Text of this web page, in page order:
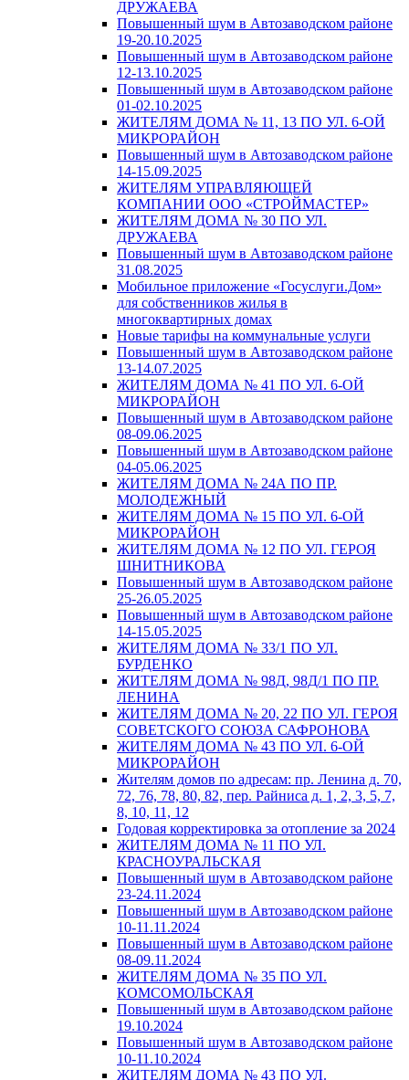
ДРУЖАЕВА
Повышенный шум в Автозаводском районе
19-20.10.2025
Повышенный шум в Автозаводском районе
12-13.10.2025
Повышенный шум в Автозаводском районе
01-02.10.2025
ЖИТЕЛЯМ ДОМА № 11, 13 ПО УЛ. 6-ОЙ
МИКРОРАЙОН
Повышенный шум в Автозаводском районе
14-15.09.2025
ЖИТЕЛЯМ УПРАВЛЯЮЩЕЙ
КОМПАНИИ ООО «СТРОЙМАСТЕР»
ЖИТЕЛЯМ ДОМА № 30 ПО УЛ.
ДРУЖАЕВА
Повышенный шум в Автозаводском районе
31.08.2025
Мобильное приложение «Госуслуги.Дом»
для собственников жилья в
многоквартирных домах
Новые тарифы на коммунальные услуги
Повышенный шум в Автозаводском районе
13-14.07.2025
ЖИТЕЛЯМ ДОМА № 41 ПО УЛ. 6-ОЙ
МИКРОРАЙОН
Повышенный шум в Автозаводском районе
08-09.06.2025
Повышенный шум в Автозаводском районе
04-05.06.2025
ЖИТЕЛЯМ ДОМА № 24А ПО ПР.
МОЛОДЕЖНЫЙ
ЖИТЕЛЯМ ДОМА № 15 ПО УЛ. 6-ОЙ
МИКРОРАЙОН
ЖИТЕЛЯМ ДОМА № 12 ПО УЛ. ГЕРОЯ
ШНИТНИКОВА
Повышенный шум в Автозаводском районе
25-26.05.2025
Повышенный шум в Автозаводском районе
14-15.05.2025
ЖИТЕЛЯМ ДОМА № 33/1 ПО УЛ.
БУРДЕНКО
ЖИТЕЛЯМ ДОМА № 98Д, 98Д/1 ПО ПР.
ЛЕНИНА
ЖИТЕЛЯМ ДОМА № 20, 22 ПО УЛ. ГЕРОЯ
СОВЕТСКОГО СОЮЗА САФРОНОВА
ЖИТЕЛЯМ ДОМА № 43 ПО УЛ. 6-ОЙ
МИКРОРАЙОН
Жителям домов по адресам: пр. Ленина д. 70,
72, 76, 78, 80, 82, пер. Райниса д. 1, 2, 3, 5, 7,
8, 10, 11, 12
Годовая корректировка за отопление за 2024
ЖИТЕЛЯМ ДОМА № 11 ПО УЛ.
КРАСНОУРАЛЬСКАЯ
Повышенный шум в Автозаводском районе
23-24.11.2024
Повышенный шум в Автозаводском районе
10-11.11.2024
Повышенный шум в Автозаводском районе
08-09.11.2024
ЖИТЕЛЯМ ДОМА № 35 ПО УЛ.
КОМСОМОЛЬСКАЯ
Повышенный шум в Автозаводском районе
19.10.2024
Повышенный шум в Автозаводском районе
10-11.10.2024
ЖИТЕЛЯМ ДОМА № 43 ПО УЛ.